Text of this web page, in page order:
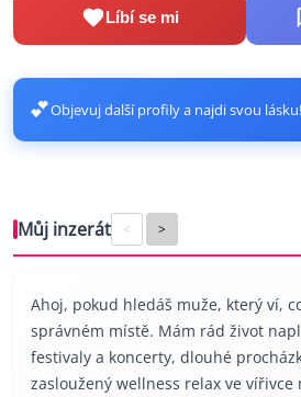
Líbí se mi
💕Objevuj další profily a najdi svou lásku!
Můj inzerát < >
Ahoj, pokud hledáš muže, který ví,
správném místě. Mám rád život
festivaly a koncerty, dlouhé
zasloužený wellness relax ve vířivce